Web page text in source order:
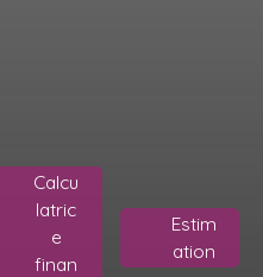
Calcu
latric
e
finan
Estim
ation